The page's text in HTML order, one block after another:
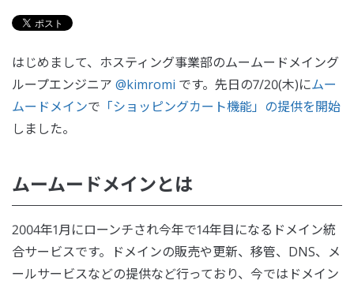
はじめまして、ホスティング事業部のムームードメイング
ループエンジニア @kimromi です。先日の7/20(木)にムー
ムードメインで 「ショッピングカート機能」の提供を開始
しました。
ムームードメインとは
2004年1月にローンチされ今年で14年目になるドメイン統
合サービスです。ドメインの販売や更新、移管、DNS、メ
ールサービスなどの提供など行っており、今ではドメイン